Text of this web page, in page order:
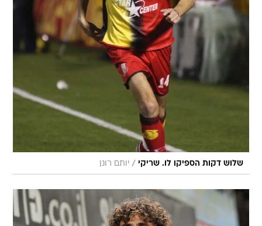
שלוש דקות הספיקו לו. שריקי / יותם רונן